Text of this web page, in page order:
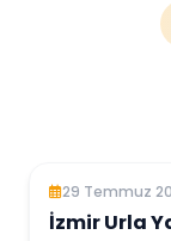
29 Temmuz
İzmir Urla